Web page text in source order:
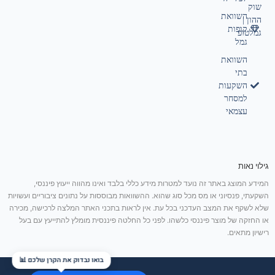
השוואת
קופות
גמל
השוואת
בתי
השקעות
למסחר
עצמאי
שוק
ההון |
גמלטופ
גילוי נאות
המידע המוצג באתר זה נועד למטרות מידע כללי בלבד ואינו מהווה ייעוץ פיננסי,
השקעתי, פנסיוני או מס מכל סוג שהוא. ההשוואות מבוססות על נתונים ציבוריים ועשויות
שלא לשקף את המצב העדכני בכל עת. אין לראות בתכני האתר המלצה לרכישה, מכירה
או החזקה של מוצר פיננסי כלשהו. לפני כל החלטה פיננסית מומלץ להתייעץ עם בעל
רישיון מתאים.
איזו קרן הכי מתאימה לך? 🤔